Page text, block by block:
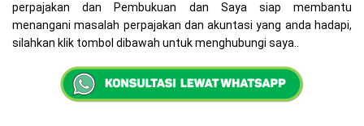
perpajakan dan Pembukuan dan Saya siap membantu
menangani masalah perpajakan dan akuntasi yang anda hadapi,
silahkan klik tombol dibawah untuk menghubungi saya..